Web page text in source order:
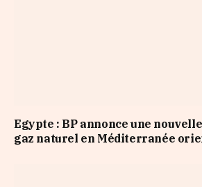
Egypte : BP annonce une
gaz naturel en Méditerranée